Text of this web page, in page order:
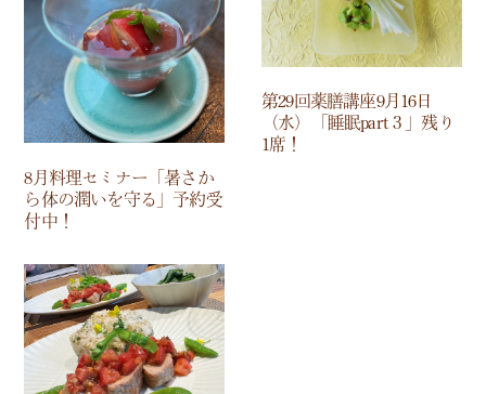
8月料理セミナー「暑さか
ら体の潤いを守る」予約受
付中！
第29回薬膳講座9月16日
（水）「睡眠part３」残り
1席！